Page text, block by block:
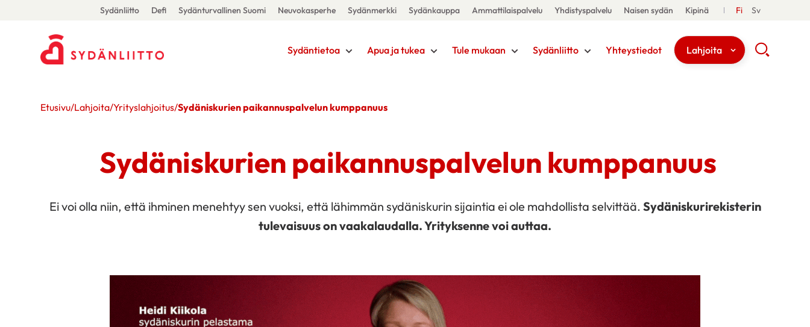
Sydänliitto Defi Sydänturvallinen Suomi Neuvokasperhe Sydänmerkki Sydänkauppa Ammattilaispalvelu Yhdistyspalvelu Naisen sydän Kipinä Fi Sv
Sydäntietoa Apua ja tukea Tule mukaan Sydänliitto Yhteystiedot Lahjoita
Etusivu/Lahjoita/Yrityslahjoitus/Sydäniskurien paikannuspalvelun kumppanuus
Sydäniskurien paikannuspalvelun kumppanuus
Ei voi olla niin, että ihminen menehtyy sen vuoksi, että lähimmän sydäniskurin sijaintia ei ole mahdollista selvittää. Sydäniskurirekisterin
tulevaisuus on vaakalaudalla. Yrityksenne voi auttaa.